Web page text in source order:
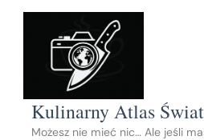
Kulinarny Atlas
Możesz nie mieć nic… Ale jeśli